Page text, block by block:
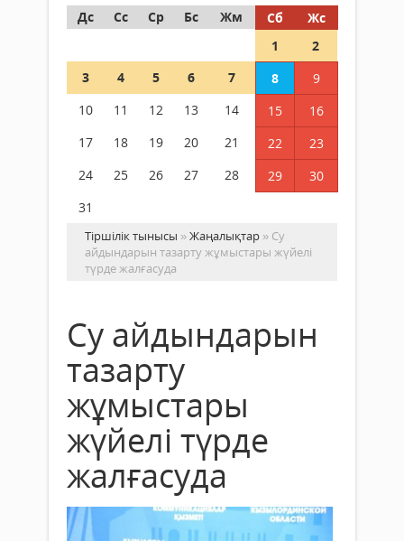
Дс
Сс Ср Бс Жм Сб
Жс
1
2
3
4 5 6 7 8
9
10
11 12 13 14 15
16
17
18 19 20 21 22
23
24
25 26 27 28 29
30
31
Тіршілік тынысы »Жаңалықтар » Су
айдындарын тазарту жұмыстары жүйелі
түрде жалғасуда
Су айдындарын
тазарту
жұмыстары
жүйелі түрде
жалғасуда